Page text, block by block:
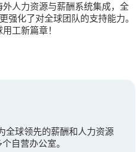
人力资源与薪酬系统集成，全
化了对全球团队的支持能力。
工新篇章！
全球领先的薪酬和人力资源
自营办公室。